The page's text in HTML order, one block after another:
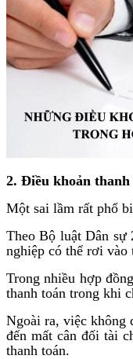
2. Điều khoản
Một sai lầm rất phổ
Theo Bộ luật Dân sự
nghiệp có thể rơi
Trong nhiều hợp
thanh toán trong khi
Ngoài ra, việc
đến mất cân đối tài
thanh toán.